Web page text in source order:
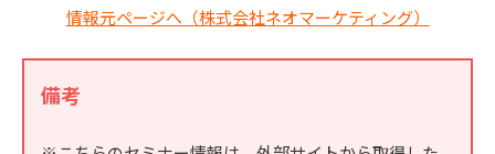
情報元ページへ（株式会社ネオマーケティング）
備考